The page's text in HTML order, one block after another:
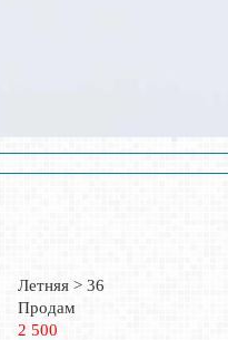
Летняя > 36
Продам
2 500